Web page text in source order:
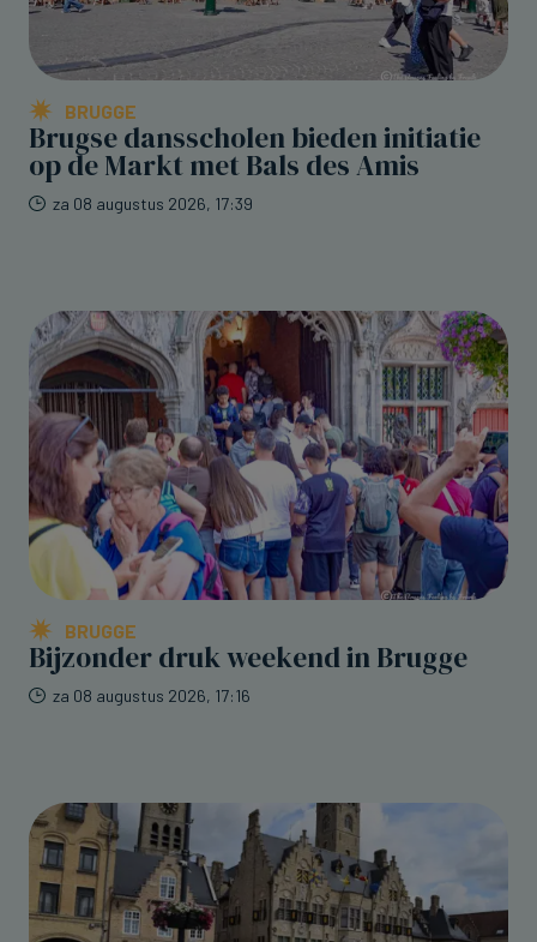
BRUGGE
Brugse dansscholen bieden initiatie
op de Markt met Bals des Amis
za 08 augustus 2026, 17:39
BRUGGE
Bijzonder druk weekend in Brugge
za 08 augustus 2026, 17:16